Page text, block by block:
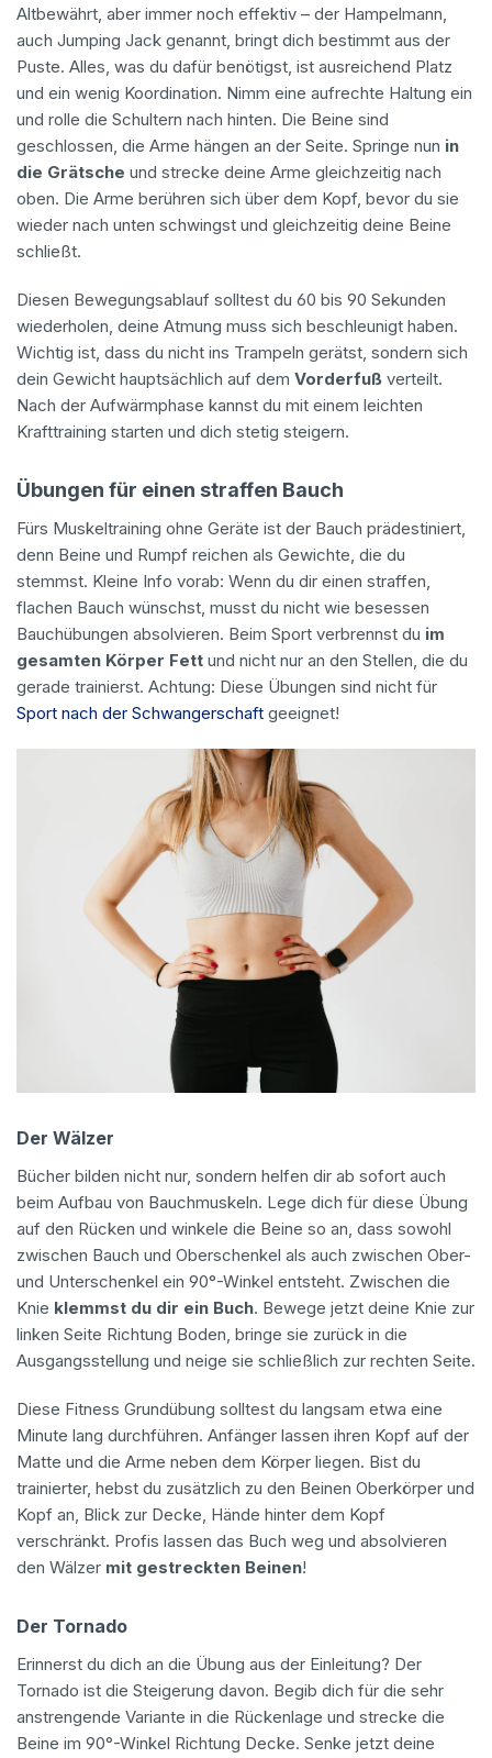
Altbewährt, aber immer noch effektiv – der Hampelmann,
auch Jumping Jack genannt, bringt dich bestimmt aus der
Puste. Alles, was du dafür benötigst, ist ausreichend Platz
und ein wenig Koordination. Nimm eine aufrechte Haltung ein
und rolle die Schultern nach hinten. Die Beine sind
geschlossen, die Arme hängen an der Seite. Springe nun in
die Grätsche und strecke deine Arme gleichzeitig nach
oben. Die Arme berühren sich über dem Kopf, bevor du sie
wieder nach unten schwingst und gleichzeitig deine Beine
schließt.
Diesen Bewegungsablauf solltest du 60 bis 90 Sekunden
wiederholen, deine Atmung muss sich beschleunigt haben.
Wichtig ist, dass du nicht ins Trampeln gerätst, sondern sich
dein Gewicht hauptsächlich auf dem Vorderfuß verteilt.
Nach der Aufwärmphase kannst du mit einem leichten
Krafttraining starten und dich stetig steigern.
Übungen für einen straffen Bauch
Fürs Muskeltraining ohne Geräte ist der Bauch prädestiniert,
denn Beine und Rumpf reichen als Gewichte, die du
stemmst. Kleine Info vorab: Wenn du dir einen straffen,
flachen Bauch wünschst, musst du nicht wie besessen
Bauchübungen absolvieren. Beim Sport verbrennst du im
gesamten Körper Fett und nicht nur an den Stellen, die du
gerade trainierst. Achtung: Diese Übungen sind nicht für
Sport nach der Schwangerschaft geeignet!
Der Wälzer
Bücher bilden nicht nur, sondern helfen dir ab sofort auch
beim Aufbau von Bauchmuskeln. Lege dich für diese Übung
auf den Rücken und winkele die Beine so an, dass sowohl
zwischen Bauch und Oberschenkel als auch zwischen Ober-
und Unterschenkel ein 90°-Winkel entsteht. Zwischen die
Knie klemmst du dir ein Buch. Bewege jetzt deine Knie zur
linken Seite Richtung Boden, bringe sie zurück in die
Ausgangsstellung und neige sie schließlich zur rechten Seite.
Diese Fitness Grundübung solltest du langsam etwa eine
Minute lang durchführen. Anfänger lassen ihren Kopf auf der
Matte und die Arme neben dem Körper liegen. Bist du
trainierter, hebst du zusätzlich zu den Beinen Oberkörper und
Kopf an, Blick zur Decke, Hände hinter dem Kopf
verschränkt. Profis lassen das Buch weg und absolvieren
den Wälzer mit gestreckten Beinen!
Der Tornado
Erinnerst du dich an die Übung aus der Einleitung? Der
Tornado ist die Steigerung davon. Begib dich für die sehr
anstrengende Variante in die Rückenlage und strecke die
Beine im 90°-Winkel Richtung Decke. Senke jetzt deine